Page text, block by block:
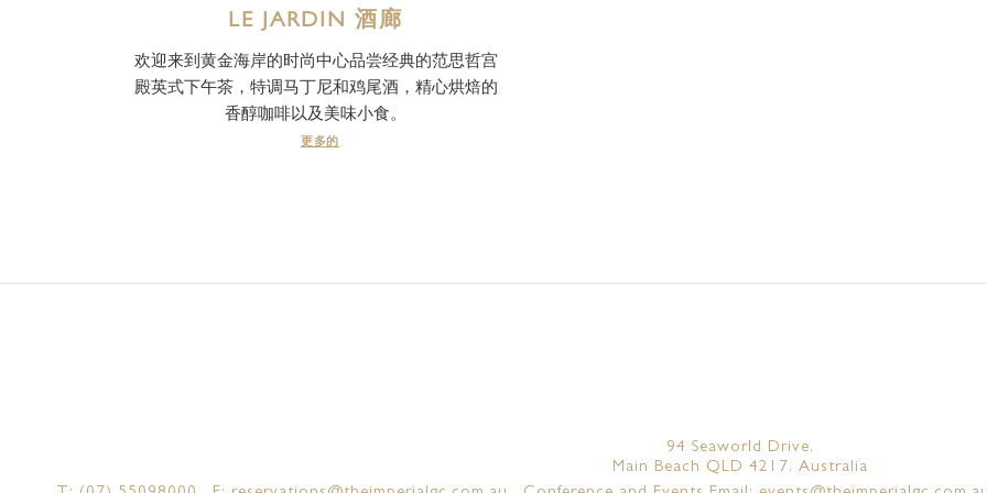
LE JARDIN 酒廊
欢迎来到黄金海岸的时尚中心品尝经典的范思哲宫
殿英式下午茶，特调马丁尼和鸡尾酒，精心烘焙的
香醇咖啡以及美味小食。
更多的
94 Seaworld Drive,
Main Beach QLD 4217, Australia